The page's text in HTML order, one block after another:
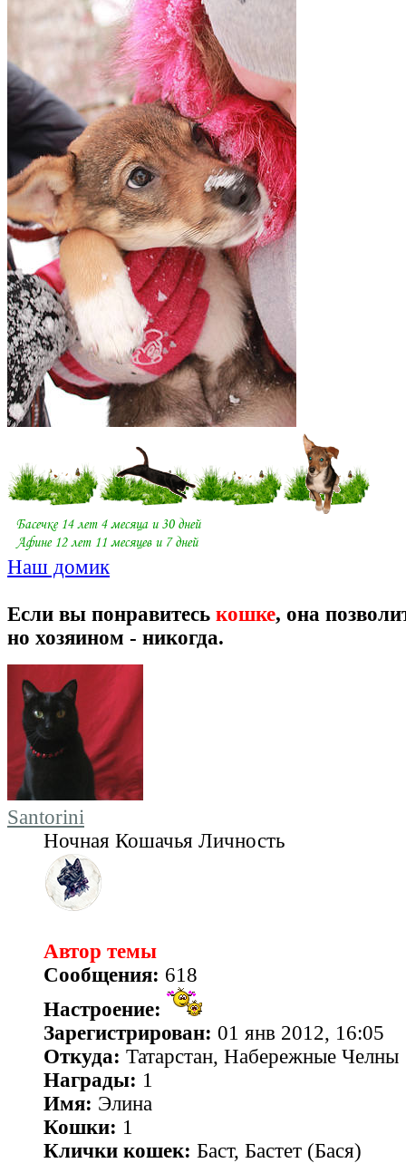
Наш домик
Если вы понравитесь кошке, она
но хозяином - никогда.
Santorini
Ночная Кошачья Личность
Автор темы
Сообщения: 618
Настроение:
Зарегистрирован: 01 янв 2012, 16:05
Откуда: Татарстан, Набережные Челны
Награды: 1
Имя: Элина
Кошки: 1
Клички кошек: Баст, Бастет (Бася)